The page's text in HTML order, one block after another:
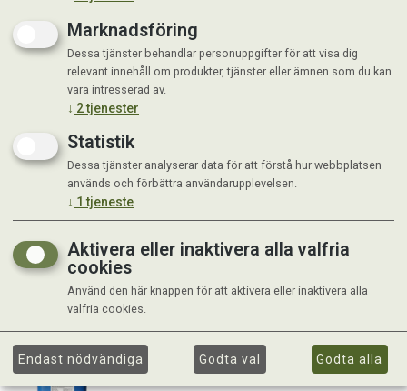
Marknadsföring
Dessa tjänster behandlar personuppgifter för att visa dig
relevant innehåll om produkter, tjänster eller ämnen som du kan
vara intresserad av.
↓ 2tjenester
Statistik
Dessa tjänster analyserar data för att förstå hur webbplatsen
används och förbättra användarupplevelsen.
↓ 1 tjeneste
Aktivera eller inaktivera alla valfria
cookies
Använd den här knappen för att aktivera eller inaktivera alla
valfria cookies.
Endast nödvändiga Godta val Godta alla